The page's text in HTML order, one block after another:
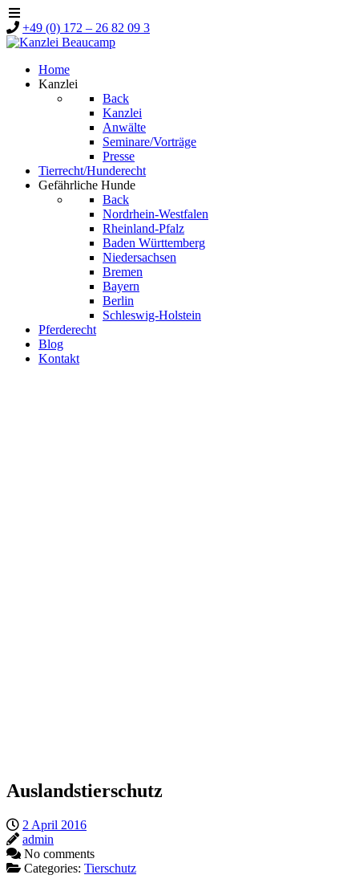
+49 (0) 172 – 26 82 09 3
Home
Kanzlei
Back
Kanzlei
Anwälte
Seminare/Vorträge
Presse
Tierrecht/Hunderecht
Gefährliche Hunde
Back
Nordrhein-Westfalen
Rheinland-Pfalz
Baden Württemberg
Niedersachsen
Bremen
Bayern
Berlin
Schleswig-Holstein
Pferderecht
Blog
Kontakt
Auslandstierschutz
2 April 2016
admin
No comments
Categories: Tierschutz